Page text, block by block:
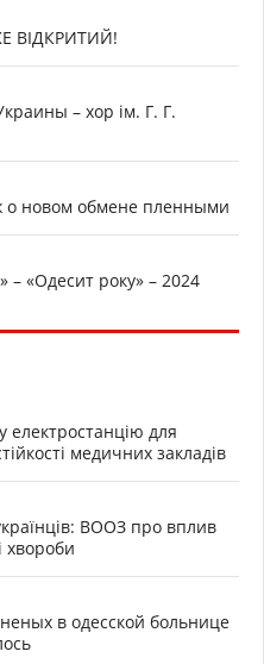
ВІДКРИТИЙ!
– хор ім. Г. Г.
о новом обмене пленными
– «Одесит року» – 2024
електростанцію для
медичних закладів
ВООЗ про вплив
хвороби
в одесской больнице